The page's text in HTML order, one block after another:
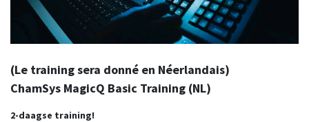
(Le training sera donné en Néerlandais)
ChamSys MagicQ Basic Training (NL)
2-daagse training!